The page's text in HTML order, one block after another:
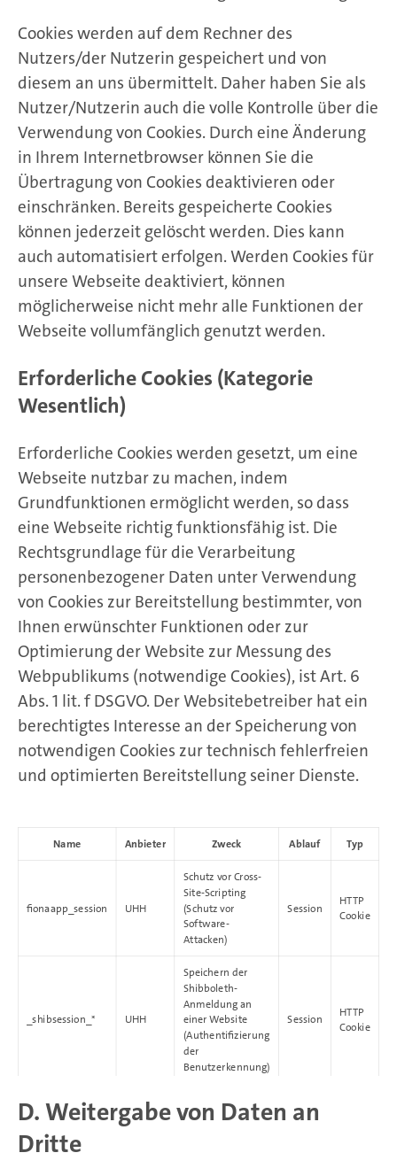
Cookies werden auf dem Rechner des
Nutzers/der Nutzerin gespeichert und von
diesem an uns übermittelt. Daher haben Sie als
Nutzer/Nutzerin auch die volle Kontrolle über die
Verwendung von Cookies. Durch eine Änderung
in Ihrem Internetbrowser können Sie die
Übertragung von Cookies deaktivieren oder
einschränken. Bereits gespeicherte Cookies
können jederzeit gelöscht werden. Dies kann
auch automatisiert erfolgen. Werden Cookies für
unsere Webseite deaktiviert, können
möglicherweise nicht mehr alle Funktionen der
Webseite vollumfänglich genutzt werden.
Erforderliche Cookies (Kategorie
Wesentlich)
Erforderliche Cookies werden gesetzt, um eine
Webseite nutzbar zu machen, indem
Grundfunktionen ermöglicht werden, so dass
eine Webseite richtig funktionsfähig ist. Die
Rechtsgrundlage für die Verarbeitung
personenbezogener Daten unter Verwendung
von Cookies zur Bereitstellung bestimmter, von
Ihnen erwünschter Funktionen oder zur
Optimierung der Website zur Messung des
Webpublikums (notwendige Cookies), ist Art. 6
Abs. 1 lit. f DSGVO. Der Websitebetreiber hat ein
berechtigtes Interesse an der Speicherung von
notwendigen Cookies zur technisch fehlerfreien
und optimierten Bereitstellung seiner Dienste.
Name Anbieter Zweck Ablauf Typ
fionaapp_session UHH
Schutz vor Cross-
Site-Scripting
(Schutz vor
Software-
Attacken)
Session
HTTP
Cookie
_shibsession_* UHH
Speichern der
Shibboleth-
Anmeldung an
einer Website
(Authentifizierung
der
Benutzerkennung)
Session
HTTP
Cookie
D. Weitergabe von Daten an
Dritte